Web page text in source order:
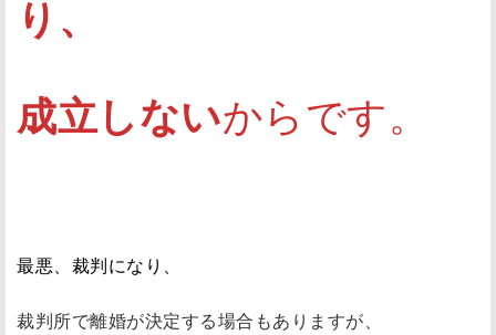
り、
成立しないからです。
最悪、裁判になり、
裁判所で離婚が決定する場合もありますが、